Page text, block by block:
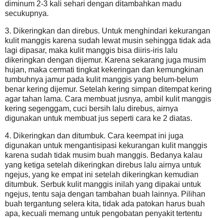
diminum 2-3 kali sehari dengan ditambahkan madu
secukupnya.
3. Dikeringkan dan direbus. Untuk menghindari kekurangan
kulit manggis karena sudah lewat musin sehingga tidak ada
lagi dipasar, maka kulit manggis bisa diiris-iris lalu
dikeringkan dengan dijemur. Karena sekarang juga musim
hujan, maka cermati tingkat kekeringan dan kemungkinan
tumbuhnya jamur pada kulit manggis yang belum-belum
benar kering dijemur. Setelah kering simpan ditempat kering
agar tahan lama. Cara membuat jusnya, ambil kulit manggis
kering segenggam, cuci bersih lalu direbus, airnya
digunakan untuk membuat jus seperti cara ke 2 diatas.
4. Dikeringkan dan ditumbuk. Cara keempat ini juga
digunakan untuk mengantisipasi kekurangan kulit manggis
karena sudah tidak musim buah manggis. Bedanya kalau
yang ketiga setelah dikeringkan direbus lalu airnya untuk
ngejus, yang ke empat ini setelah dikeringkan kemudian
ditumbuk. Serbuk kulit manggis inilah yang dipakai untuk
ngejus, tentu saja dengan tambahan buah lainnya. Pilihan
buah tergantung selera kita, tidak ada patokan harus buah
apa, kecuali memang untuk pengobatan penyakit tertentu